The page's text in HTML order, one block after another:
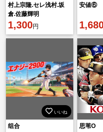
村上宗隆.セレ浅村.坂
倉.佐藤輝明
1,300円
安値⑥
いいね
组合 思苇O